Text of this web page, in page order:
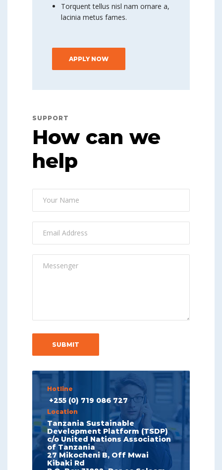
Torquent tellus nisl nam ornare a,
lacinia metus fames.
APPLY NOW
SUPPORT
How can we
help
Hotline
+255 (0) 719 086 727
Location
Tanzania Sustainable
Development Platform (TSDP)
c/o United Nations Association
of Tanzania
27 Mikocheni B, Off Mwai
Kibaki Rd